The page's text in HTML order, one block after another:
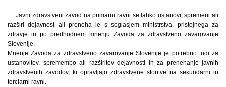
Javni zdravstveni zavod na primarni ravni se lahko ustanovi, spremeni ali
razširi dejavnost ali preneha le s soglasjem ministrstva, pristojnega za
zdravje in po predhodnem mnenju Zavoda za zdravstveno zavarovanje
Slovenije.
Mnenje Zavoda za zdravstveno zavarovanje Slovenije je potrebno tudi za
ustanovitev, spremembo ali razširitev dejavnosti in za prenehanje javnih
zdravstvenih zavodov, ki opravljajo zdravstvene storitve na sekundarni in
terciarni ravni.